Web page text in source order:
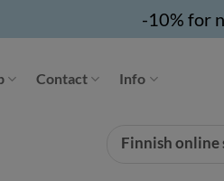
-10% for
Contact Info
Finnish online